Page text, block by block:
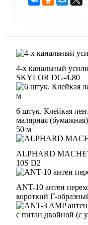
4-х канальный
SKYLOR DG-4.80
6 штук. Клейкая
малярная
50 м
ALPHARD
10S D2
ANT-10 антен
короткий Г-